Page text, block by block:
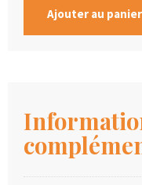
Ajouter au panier